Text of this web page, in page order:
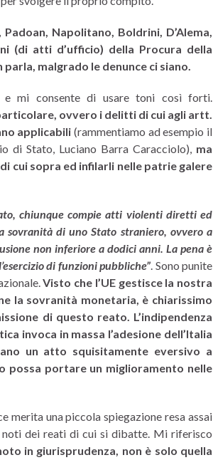
Napolitano, Boldrini, D’Alema,
(di atti d’ufficio) della Procura della
malgrado le denunce ci siano.
e mi consente di usare toni così forti.
ovvero i delitti di cui agli artt.
applicabili (rammentiamo ad esempio il
di Stato, Luciano Barra Caracciolo),ma
cui sopra ed infilarli nelle patrie galere
chiunque compie atti violenti diretti ed
di uno Stato straniero, ovvero a
non inferiore a dodici anni. La pena è
di funzioni pubbliche”. Sono punite
Visto che l’UE gestisce la nostra
la sovranità monetaria, è chiarissimo
di questo reato. L’indipendenza
invoca in massa l’adesione dell’Italia
un atto squisitamente eversivo a
possa portare un miglioramento nelle
merita una piccola spiegazione resa assai
noti dei reati di cui si dibatte. Mi riferisco
in giurisprudenza, non è solo quella